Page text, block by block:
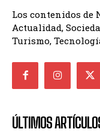
Los contenidos de
Actualidad,
Turismo,
ÚLTIMOS